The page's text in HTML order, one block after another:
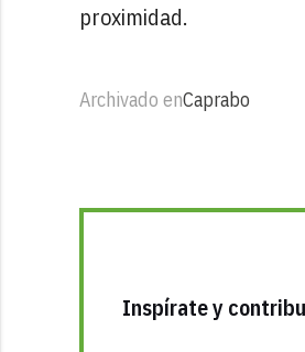
proximidad.
Archivado enCaprabo
Inspírate y